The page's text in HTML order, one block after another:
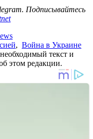
Подписывайтесь
, Война в Украине
текст и
этом редакции.